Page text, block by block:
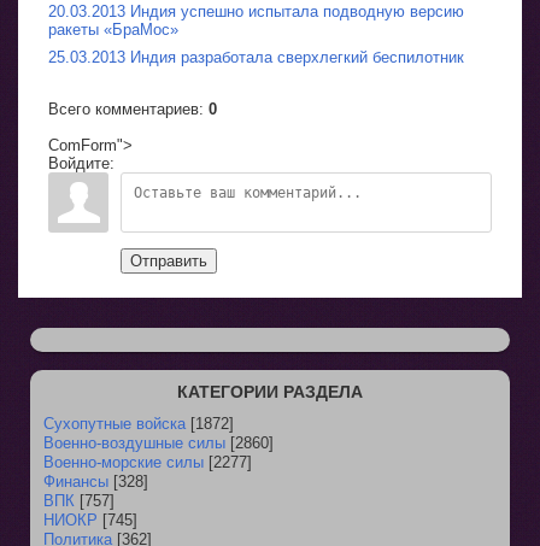
20.03.2013 Индия успешно испытала подводную версию
ракеты «БраМос»
25.03.2013 Индия разработала сверхлегкий беспилотник
Всего комментариев: 0
ComForm">
Войдите:
Отправить
КАТЕГОРИИ РАЗДЕЛА
Сухопутные войска [1872]
Военно-воздушные силы [2860]
Военно-морские силы [2277]
Финансы [328]
ВПК [757]
НИОКР [745]
Политика [362]